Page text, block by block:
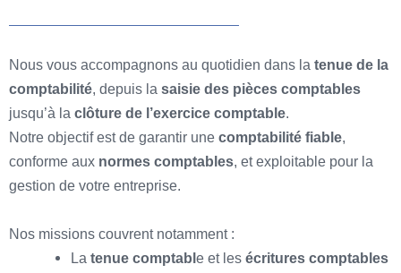
Nous vous accompagnons au quotidien dans la tenue de la
comptabilité, depuis la saisie des pièces comptables
jusqu’à la clôture de l’exercice comptable.
Notre objectif est de garantir une comptabilité fiable,
conforme aux normes comptables, et exploitable pour la
gestion de votre entreprise.
Nos missions couvrent notamment :
Latenue comptable et lesécritures comptables